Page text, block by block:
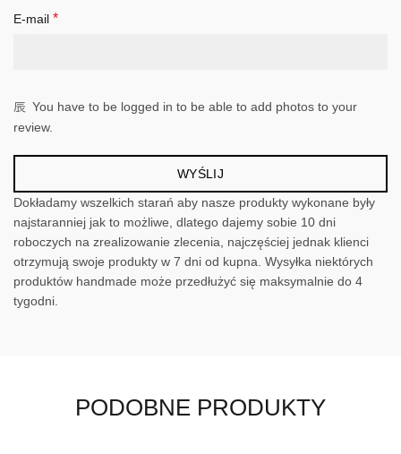
E-mail *
You have to be logged in to be able to add photos to your
review.
Dokładamy wszelkich starań aby nasze produkty wykonane były
najstaranniej jak to możliwe, dlatego dajemy sobie 10 dni
roboczych na zrealizowanie zlecenia, najczęściej jednak klienci
otrzymują swoje produkty w 7 dni od kupna. Wysyłka niektórych
produktów handmade może przedłużyć się maksymalnie do 4
tygodni.
PODOBNE PRODUKTY